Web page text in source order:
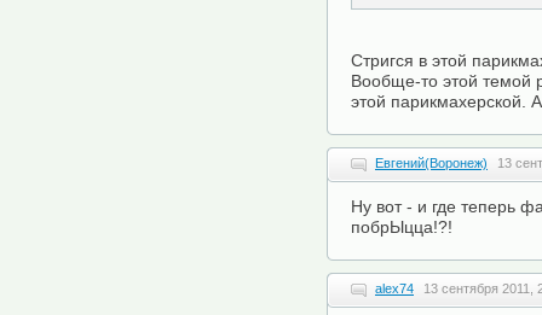
Стригся в этой
Вообще-то этой темой
этой парикмахерской.
Евгений(Воронеж) 13
Ну вот - и где теперь
побрЫцца!?!
alex74 13 сентября 2011,